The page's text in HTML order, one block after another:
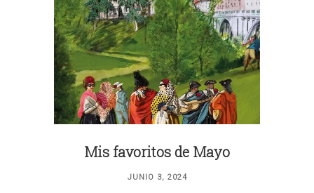
Mis favoritos de Mayo
JUNIO 3, 2024